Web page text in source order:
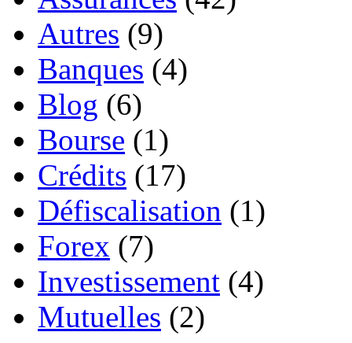
Autres (9)
Banques (4)
Blog (6)
Bourse (1)
Crédits (17)
Défiscalisation (1)
Forex (7)
Investissement (4)
Mutuelles (2)